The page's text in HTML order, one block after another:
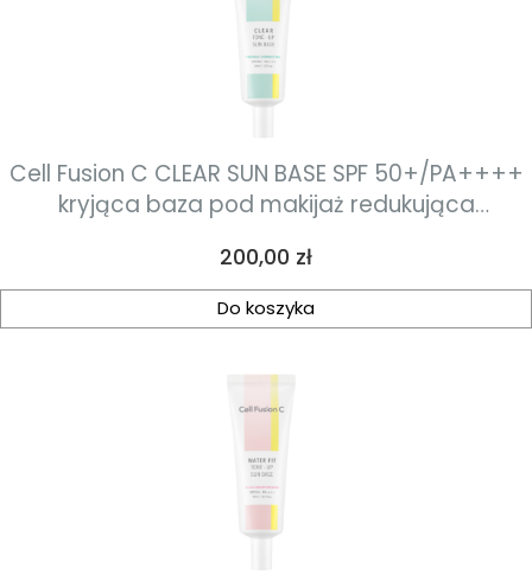
Cell Fusion C CLEAR SUN BASE SPF 50+/PA++++
kryjąca baza pod makijaż redukująca
40ml
Cena
200,00 zł
Do koszyka